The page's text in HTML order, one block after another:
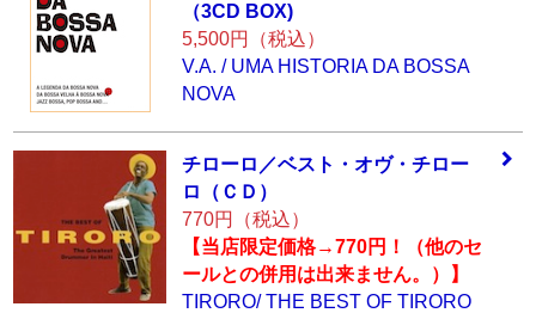
（3CD BOX)
5,500円（税込）
V.A. / UMA HISTORIA DA BOSSA
NOVA
チローロ／ベスト ・オヴ・チロー
ロ （ＣＤ）
770円（税込）
【当店限定価格→770円！（他のセ
ールとの併用は出来ません。）】
TIRORO/ THE BEST OF TIRORO